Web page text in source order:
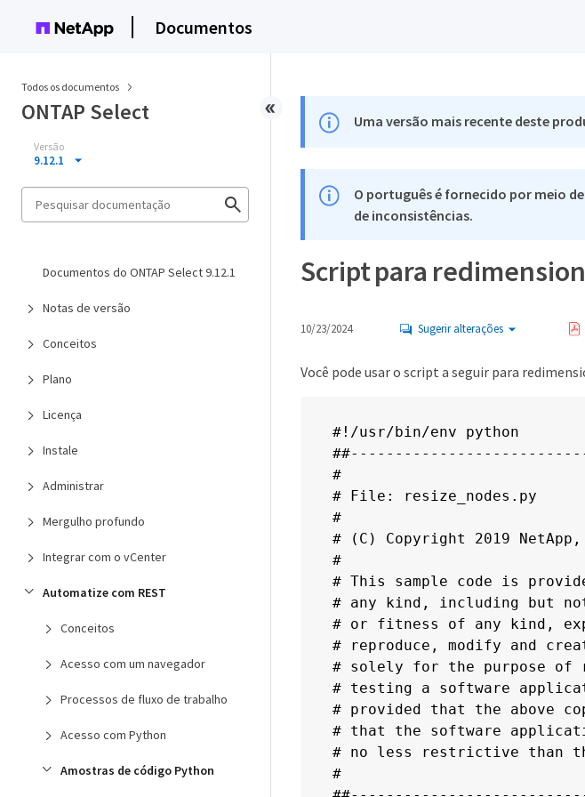
Documentos
Todos os documentos
ONTAP Select
Versão
9.12.1
Documentos do ONTAP Select 9.12.1
Notas de versão
Conceitos
Plano
Licença
Instale
Administrar
Mergulho profundo
Integrar com o vCenter
Automatize com REST
Conceitos
Acesso com um navegador
Processos de fluxo de trabalho
Acesso com Python
Amostras de código Python
Uma versão mais recente deste
O português é fornecido por meio
de inconsistências.
Script para
10/23/2024 Sugerir alterações
Você pode usar o script a seguir para
#!/usr/bin/env python
#
# File: resize_nodes.py
#
# (C) Copyright 2019
#
# This sample code is
# any kind, including but
# or fitness of any kind,
# reproduce, modify and
# solely for the purpose of
# testing a software
# provided that the above
# that the software
# no less restrictive than
#